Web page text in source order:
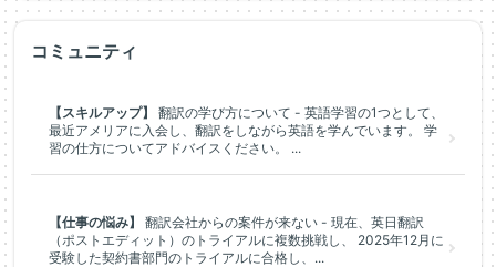
コミュニティ
【スキルアップ】
翻訳の学び方について - 英語学習の1つとして、
最近アメリアに入会し、翻訳をしながら英語を学んでいます。 学
習の仕方についてアドバイスください。 ...
【仕事の悩み】
翻訳会社からの案件が来ない - 現在、英日翻訳
（ポストエディット）のトライアルに複数挑戦し、 2025年12月に
受験した契約書部門のトライアルに合格し、...